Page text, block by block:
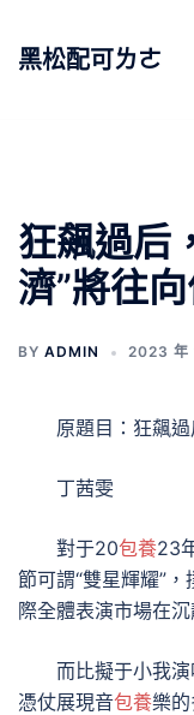
黑松配可ㄌㄜ
狂飆過后
濟”將往
BY ADMIN 2023 年
原題目：狂飆
丁茜雯
對于20包養23
節可謂“雙星輝耀”
際全體表演市場在
而比擬于小我
憑仗展現音包養樂